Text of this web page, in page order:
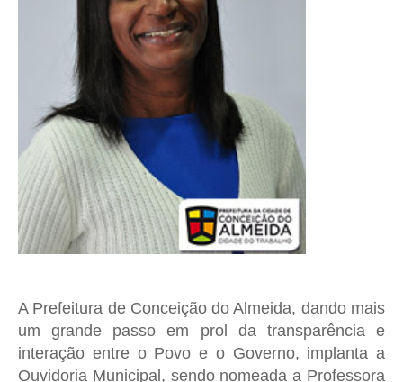
A Prefeitura de Conceição do Almeida, dando mais
um grande passo em prol da transparência e
interação entre o Povo e o Governo, implanta a
Ouvidoria Municipal, sendo nomeada a Professora